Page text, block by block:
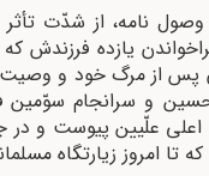
نامه، از شدّت تأثر
یازده
پس از مرگ خود و وصیت
و سرانجام سوّمین
علّیین پیوست و
تا امروز زیارتگاه